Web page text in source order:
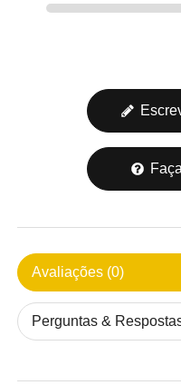
Avaliações (0)
Perguntas &